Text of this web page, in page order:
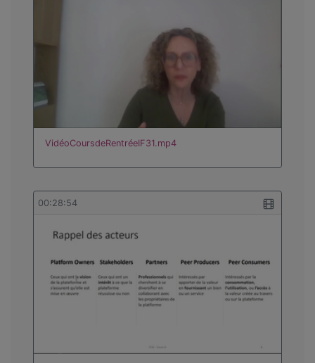
VidéoCoursdeRentréeIF31.mp4
00:28:54